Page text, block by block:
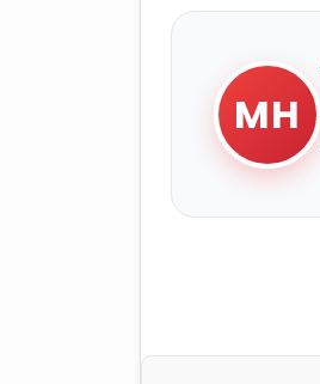
MH